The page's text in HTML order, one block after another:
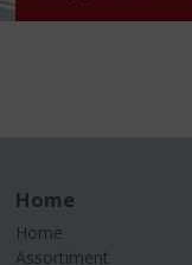
Home
Home
Assortiment